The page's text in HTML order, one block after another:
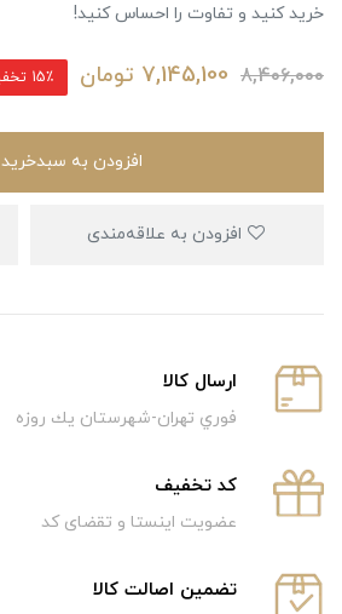
خرید کنید و تفاوت را احساس کنید!
8,406,000
7,145,100 تومان 15٪ تخفیف
افزودن به سبدخرید
ارسال كالا
فوري تهران-شهرستان يك روزه
كد تخفيف
عضویت اینستا و تقضای کد
تضمین اصالت کالا